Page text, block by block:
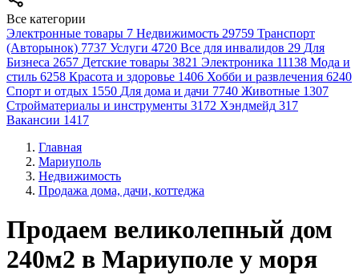
Все категории
Электронные товары 7 Недвижимость 29759 Транспорт
(Авторынок) 7737 Услуги 4720 Все для инвалидов 29 Для
Бизнеса 2657 Детские товары 3821 Электроника 11138 Мода и
стиль 6258 Красота и здоровье 1406 Хобби и развлечения 6240
Спорт и отдых 1550 Для дома и дачи 7740 Животные 1307
Стройматериалы и инструменты 3172 Хэндмейд 317
Вакансии 1417
Главная
Мариуполь
Недвижимость
Продажа дома, дачи, коттеджа
Продаем великолепный дом
240м2 в Мариуполе у моря